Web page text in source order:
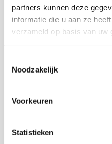
partners kunnen deze
informatie die u aan ze
verzameld op basis van uw
Noodzakelijk
Voorkeuren
Statistieken
2018
Download KIS